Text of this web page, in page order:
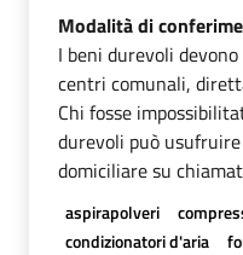
Modalità di
I beni durevoli
centri comunali,
Chi fosse
durevoli può
domiciliare su
aspirapolveri
condizionatori d'aria